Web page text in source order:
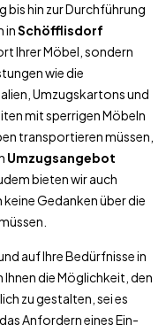
bis hin zur Durchführung
inSchöfflisdorf
Ihrer Möbel, sondern
wie die
Umzugskartons und
mit sperrigen Möbeln
transportieren müssen,
Umzugsangebot
bieten wir auch
Gedanken über die
auf Ihre Bedürfnisse in
die Möglichkeit, den
zu gestalten, sei es
Anfordern eines Ein-